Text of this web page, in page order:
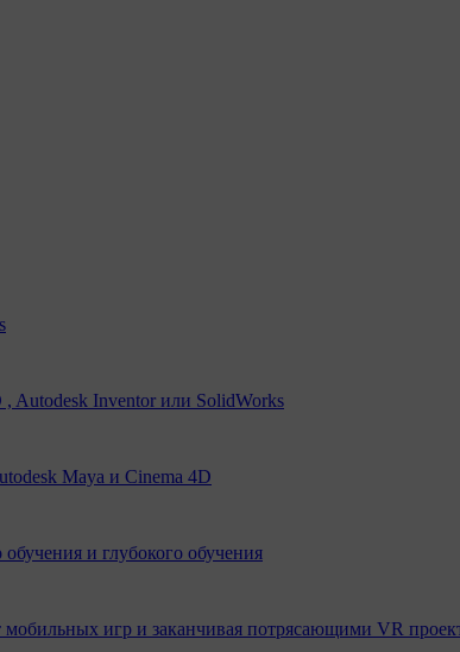
Autodesk Inventor или SolidWorks
Maya и Cinema 4D
и глубокого обучения
игр и заканчивая потрясающими VR